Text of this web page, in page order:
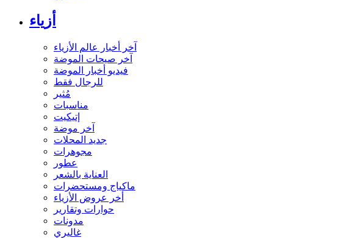
أزياء
آخر أخبار عالم الأزياء
آخر صيحات الموضة
فيديو أخبار الموضة
للرجال فقط
مُثير
مناسبات
إتيكيت
آخر موضة
جديد المحلات
مجوهرات
عطور
العناية بالشعر
ماكياج ومستحضرات
أخر عروض الأزياء
حوارات وتقارير
مدونات
غاليري